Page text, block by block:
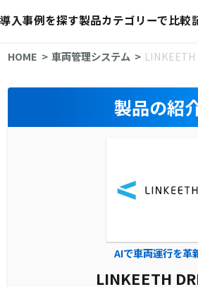
導入事例を探す製品カテゴリーで比較
HOME 車両管理システム LINKEETH
製品の紹
AIで車両運行を革
LINKEETH